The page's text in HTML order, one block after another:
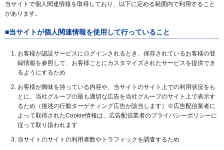
当サイトで個人関連情報を取得しており、以下に定める範囲内で利用すること
があります。
■当サイトが個人関連情報を使用して行っていること
お客様が認証サービスにログインされるとき、保存されているお客様の登
録情報を参照して、お客様ごとにカスタマイズされたサービスを提供でき
るようにするため
お客様が興味を持っている内容や、当サイトのサイト上での利用状況をも
とに、当社グループの最も適切な広告を当社グループのサイト上で表示す
るため（後述の行動ターゲティング広告が該当します）※広告配信業者に
よって取得されたCookie情報は、広告配信業者のプライバシーポリシーに
従って取り扱われます
当サイトのサイトの利用者数やトラフィックを調査するため